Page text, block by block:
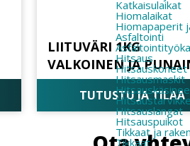
Katkaisulaikat
Hiomalaikat
Hiomapaperit
Asfaltointi
Hitsaus
Hitsauskoneet
Hitsausmaskit
Hitsauslangat
Hitsauspuikot
Tikkaat ja
Tikkaat
LIITUVÄRI 1KG
VALKOINEN JA
TUTUSTU JA TILAA